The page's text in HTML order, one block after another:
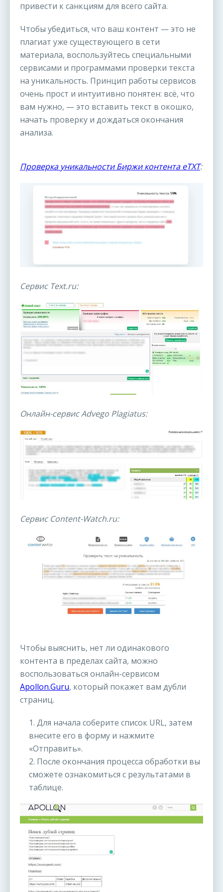
привести к санкциям для всего сайта.
Чтобы убедиться, что ваш контент — это не
плагиат уже существующего в сети
материала, воспользуйтесь специальными
сервисами и программами проверки текста
на уникальность. Принцип работы сервисов
очень прост и интуитивно понятен: всё, что
вам нужно, — это вставить текст в окошко,
начать проверку и дождаться окончания
анализа.
Проверка уникальности Биржи контента eTXT:
Сервис Text.ru:
Онлайн-сервис Advego Plagiatus:
Сервис Content-Watch.ru:
Чтобы выяснить, нет ли одинакового
контента в пределах сайта, можно
воспользоваться онлайн-сервисом
Apollon.Guru, который покажет вам дубли
страниц.
1. Для начала соберите список URL, затем
внесите его в форму и нажмите
«Отправить».
2. После окончания процесса обработки вы
сможете ознакомиться с результатами в
таблице.